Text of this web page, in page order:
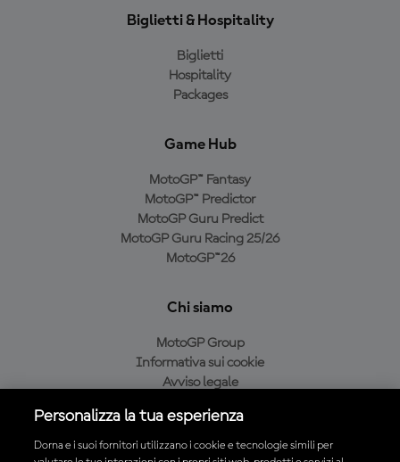
Biglietti & Hospitality
Biglietti
Hospitality
Packages
Game Hub
MotoGP™ Fantasy
MotoGP™ Predictor
MotoGP Guru Predict
MotoGP Guru Racing 25/26
MotoGP™26
Chi siamo
MotoGP Group
Informativa sui cookie
Avviso legale
Condizioni di acquisto
Personalizza la tua esperienza
Dorna e i suoi fornitori utilizzano i cookie e tecnologie simili per